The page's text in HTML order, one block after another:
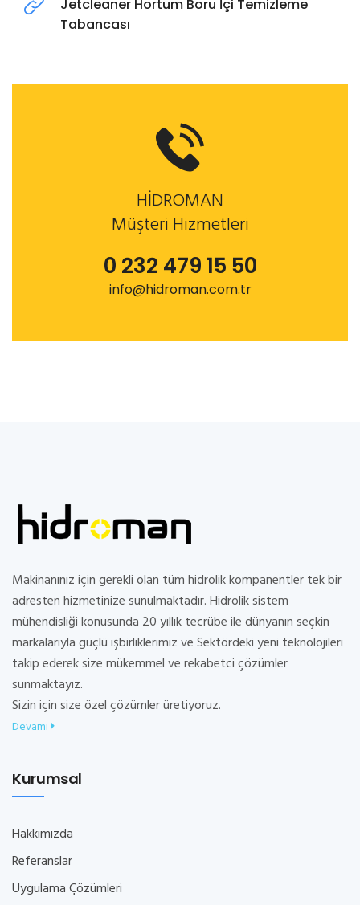
Jetcleaner Hortum Boru İçi Temizleme
Tabancası
HİDROMAN
Müşteri Hizmetleri
0 232 479 15 50
info@hidroman.com.tr
Makinanınız için gerekli olan tüm hidrolik kompanentler tek bir
adresten hizmetinize sunulmaktadır. Hidrolik sistem
mühendisliği konusunda 20 yıllık tecrübe ile dünyanın seçkin
markalarıyla güçlü işbirliklerimiz ve Sektördeki yeni teknolojileri
takip ederek size mükemmel ve rekabetci çözümler
sunmaktayız.
Sizin için size özel çözümler üretiyoruz.
Devamı
Kurumsal
Hakkımızda
Referanslar
Uygulama Çözümleri